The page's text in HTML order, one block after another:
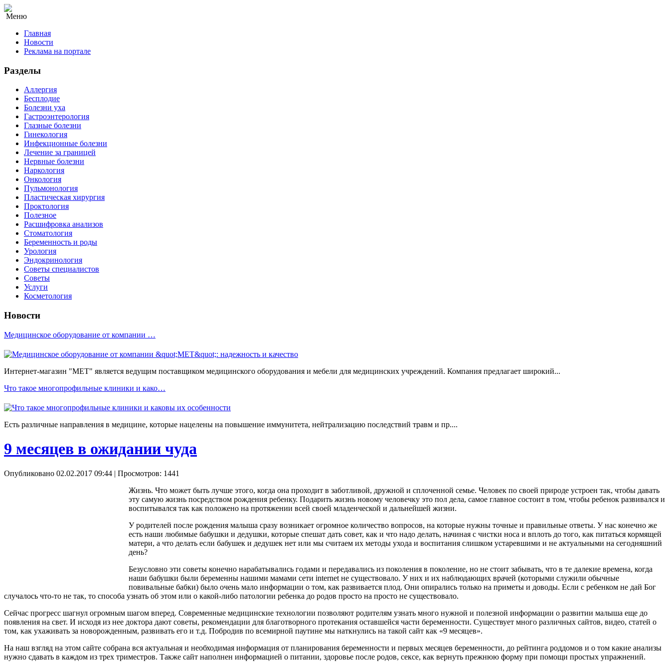
Меню
Главная
Новости
Реклама на портале
Разделы
Аллергия
Бесплодие
Болезни уха
Гастроэнтерология
Глазные болезни
Гинекология
Инфекционные болезни
Лечение за границей
Нервные болезни
Наркология
Онкология
Пульмонология
Пластическая хирургия
Проктология
Полезное
Расшифровка анализов
Стоматология
Беременность и роды
Урология
Эндокринология
Советы специалистов
Советы
Услуги
Косметология
Новости
Медицинское оборудование от компании …
Интернет-магазин "МЕТ" является ведущим поставщиком медицинского оборудования и мебели для медицинских учреждений. Компания предлагает широкий...
Что такое многопрофильные клиники и како…
Есть различные направления в медицине, которые нацелены на повышение иммунитета, нейтрализацию последствий травм и пр....
9 месяцев в ожидании чуда
Опубликовано 02.02.2017 09:44 | Просмотров: 1441
Жизнь. Что может быть лучше этого, когда она проходит в заботливой, дружной и сплоченной семье. Человек по своей природе устроен так, чтобы давать
эту самую жизнь посредством рождения ребенку. Подарить жизнь новому человечку это пол дела, самое главное состоит в том, чтобы ребенок развивался и
воспитывался так как положено на протяжении всей своей младенческой и дальнейшей жизни.
У родителей после рождения малыша сразу возникает огромное количество вопросов, на которые нужны точные и правильные ответы. У нас конечно же
есть наши любимые бабушки и дедушки, которые спешат дать совет, как и что надо делать, начиная с чистки носа и вплоть до того, как питаться кормящей
матери, а что делать если бабушек и дедушек нет или мы считаем их методы ухода и воспитания слишком устаревшими и не актуальными на сегодняшний
день?
Безусловно эти советы конечно нарабатывались годами и передавались из поколения в поколение, но не стоит забывать, что в те далекие времена, когда
наши бабушки были беременны нашими мамами сети internet не существовало. У них и их наблюдающих врачей (которыми служили обычные
повивальные бабки) было очень мало информации о том, как развивается плод. Они опирались только на приметы и доводы. Если с ребенком не дай Бог
случалось что-то не так, то способа узнать об этом или о какой-либо патологии ребенка до родов просто на просто не существовало.
Сейчас прогресс шагнул огромным шагом вперед. Современные медицинские технологии позволяют родителям узнать много нужной и полезной информации о развитии малыша еще до
появления на свет. И исходя из нее доктора дают советы, рекомендации для благотворного протекания оставшейся части беременности. Существует много различных сайтов, видео, статей о
том, как ухаживать за новорожденным, развивать его и т.д. Побродив по всемирной паутине мы наткнулись на такой сайт как «9 месяцев».
На наш взгляд на этом сайте собрана вся актуальная и необходимая информация от планирования беременности и первых месяцев беременности, до рейтинга роддомов и о том какие анализы
нужно сдавать в каждом из трех триместров. Также сайт наполнен информацией о питании, здоровье после родов, сексе, как вернуть прежнюю форму при помощи простых упражнений.